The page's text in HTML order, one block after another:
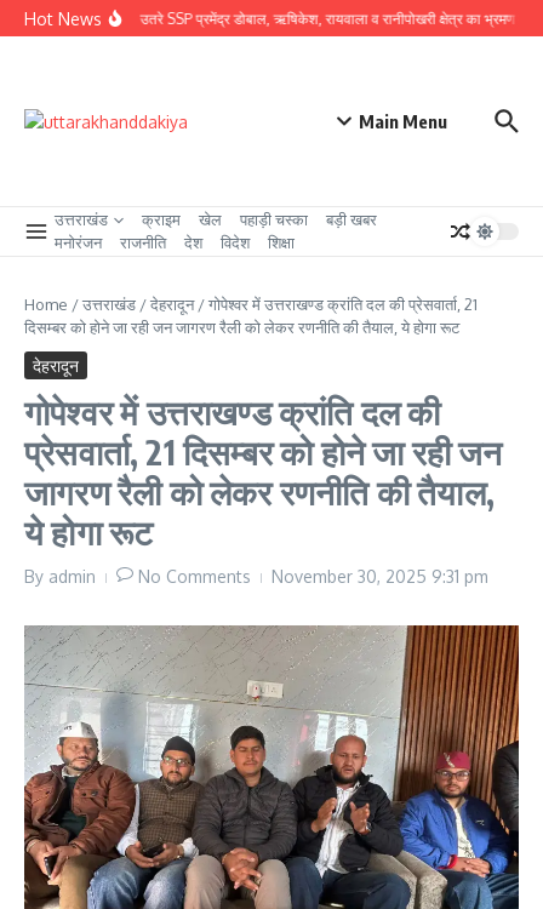
Skip to content
Hot News
ग्राउंड जीरो पर उतरे SSP प्रमेंद्र डोबाल, ऋषिकेश, रायवाला व रानीपोखरी क्षेत्र का भ्रमण कर
Main Menu
उत्तराखंड क्राइम खेल पहाड़ी चस्का
बड़ी खबर
मनोरंजन
राजनीति देश विदेश शिक्षा
Home /उत्तराखंड /देहरादून/गोपेश्वर में उत्तराखण्ड क्रांति दल की प्रेसवार्ता, 21
दिसम्बर को होने जा रही जन जागरण रैली को लेकर रणनीति की तैयाल, ये होगा रूट
देहरादून
गोपेश्वर में उत्तराखण्ड क्रांति दल की
प्रेसवार्ता, 21 दिसम्बर को होने जा रही जन
जागरण रैली को लेकर रणनीति की तैयाल,
ये होगा रूट
By admin No Comments November 30, 2025 9:31 pm